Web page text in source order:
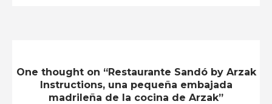
One thought on “Restaurante Sandó by Arzak
Instructions, una pequeña embajada
madrileña de la cocina de Arzak”